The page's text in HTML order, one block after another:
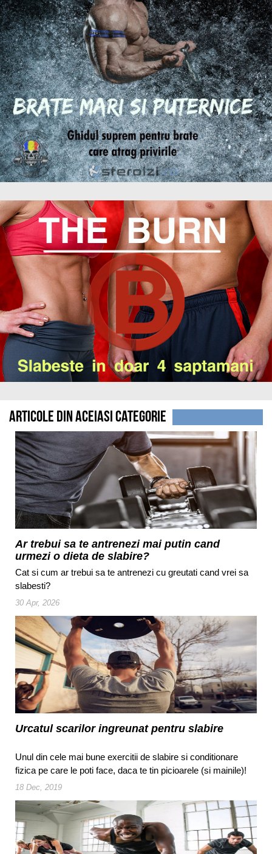
Articole din aceiasi categorie
Ar trebui sa te antrenezi mai putin cand
urmezi o dieta de slabire?
Cat si cum ar trebui sa te antrenezi cu greutati cand vrei sa
slabesti?
30 Apr, 2026
Urcatul scarilor ingreunat pentru slabire
Unul din cele mai bune exercitii de slabire si conditionare
fizica pe care le poti face, daca te tin picioarele (si mainile)!
18 Dec, 2019